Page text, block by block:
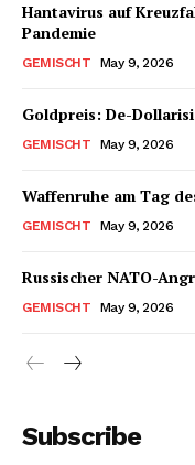
Hantavirus auf
Pandemie
GEMISCHT May 9, 2026
Goldpreis: De-
GEMISCHT May 9, 2026
Waffenruhe am Tag
GEMISCHT May 9, 2026
Russischer NATO-
GEMISCHT May 9, 2026
Subscribe